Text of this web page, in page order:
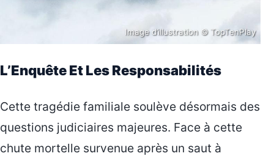
Image d’illustration © TopTenPlay
L’Enquête Et Les Responsabilités
Cette tragédie familiale soulève désormais des
questions judiciaires majeures. Face à cette
chute mortelle survenue après un saut à